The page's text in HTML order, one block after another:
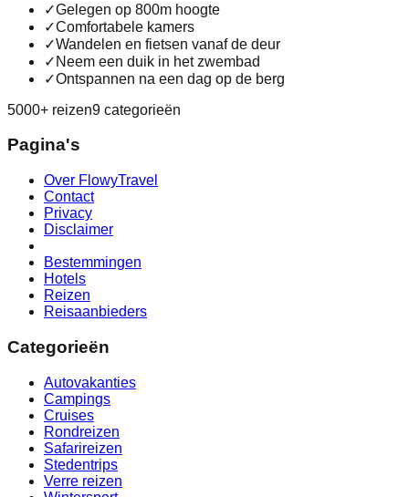
✓Gelegen op 800m hoogte
✓Comfortabele kamers
✓Wandelen en fietsen vanaf de deur
✓ Neem een duik in het zwembad
✓Ontspannen na een dag op de berg
5000+ reizen9 categorieën
Pagina's
Over FlowyTravel
Contact
Privacy
Disclaimer
Bestemmingen
Hotels
Reizen
Reisaanbieders
Categorieën
Autovakanties
Campings
Cruises
Rondreizen
Safarireizen
Stedentrips
Verre reizen